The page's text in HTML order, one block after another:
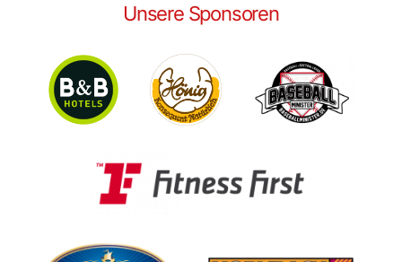
Unsere Sponsoren